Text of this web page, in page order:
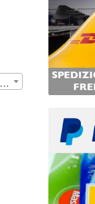
Senza cornice - cm. 50x35 | € 229,00